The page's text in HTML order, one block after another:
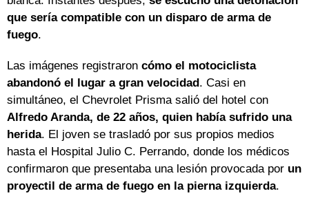
que sería compatible con un disparo de arma de
fuego.
Las imágenes registraron cómo el motociclista
abandonó el lugar a gran velocidad . Casi en
simultáneo, el Chevrolet Prisma salió del hotel con
Alfredo Aranda, de 22 años, quien había sufrido una
herida. El joven se trasladó por sus propios medios
hasta el Hospital Julio C. Perrando, donde los médicos
confirmaron que presentaba una lesión provocada por un
proyectil de arma de fuego en la pierna izquierda.